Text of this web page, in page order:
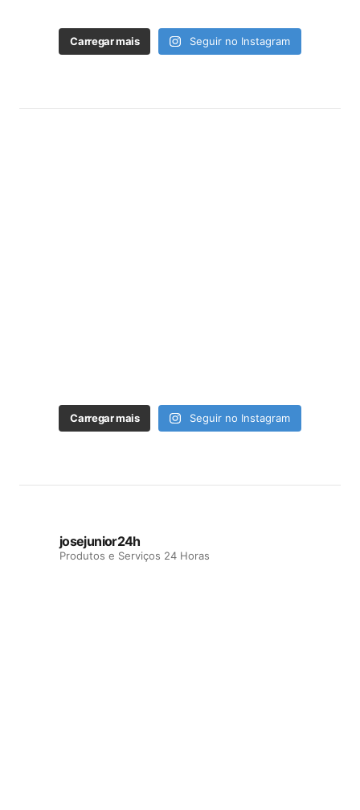
Carregar mais Seguir no Instagram
Carregar mais Seguir no Instagram
josejunior24h
Produtos e Serviços 24 Horas